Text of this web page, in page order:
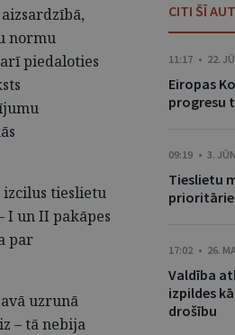
normu
piedaloties
izcilus tieslietu
I un II pakāpes
par
uzrunā
– tā nebija
CITI ŠĪ
11:17 • 22.
Eiropas
progresu
09:19 • 3.
Tieslietu
17:02 • 26.
Valdība
izpildes
drošību